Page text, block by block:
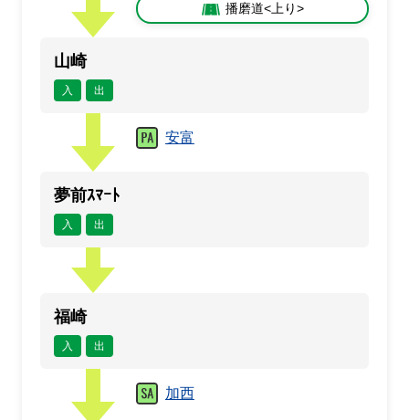
播磨道<上り>
山崎
入 出
安富
夢前ｽﾏｰﾄ
入 出
福崎
入 出
加西